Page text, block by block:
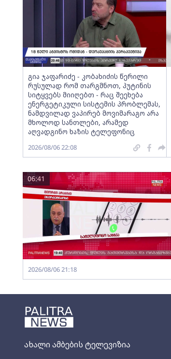
ახალი ამბების ტელევიზია
გია ჯაფარიძე - კობახიძის წერილი
რუსულად რომ თარგმნოთ, პუტინის
სიტყვებს მიიღებთ - რაც შეეხება
ენერგეტიკული სისტემის პრობლემას,
ნამდვილად ვაპირებ მოვიმარაგო არა
მხოლოდ სანთლები, არამედ
აღვადგინო ხაზის ტელეფონიც
2026/08/06 22:08
06:41
2026/08/06 21:18